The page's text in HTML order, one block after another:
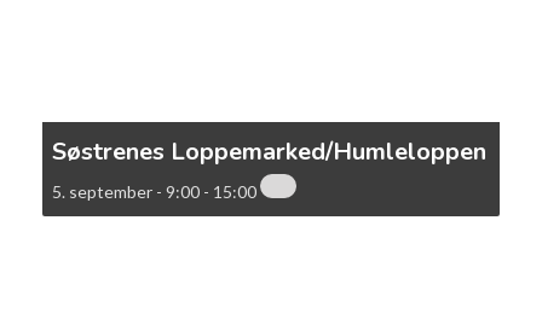
Søstrenes Loppemarked/Humleloppen
5. september - 9:00 - 15:00